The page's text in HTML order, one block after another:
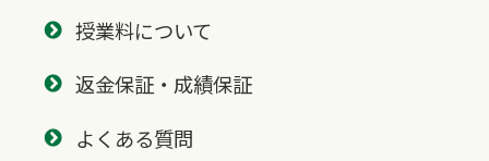
授業料について
返金保証・成績保証
よくある質問